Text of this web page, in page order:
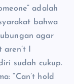
adalah
bahwa
agar
aren’t I
sudah cukup.
“Can’t hold